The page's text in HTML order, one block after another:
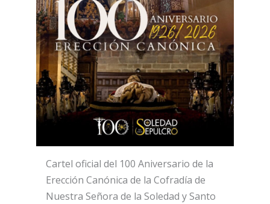
Cartel oficial del 100 Aniversario de la
Erección Canónica de la Cofradía de
Nuestra Señora de la Soledad y Santo